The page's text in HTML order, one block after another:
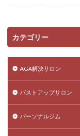
カテゴリー
AGA解決サロン
バストアップサロン
パーソナルジム